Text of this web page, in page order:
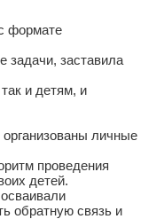
формате
задачи, заставила
и детям, и
личные
проведения
детей.
обратную связь и